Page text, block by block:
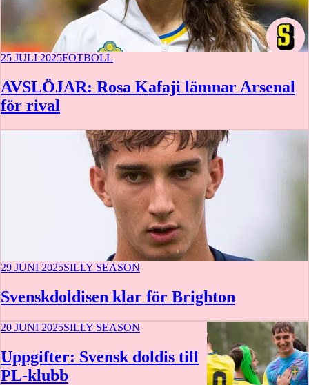
25 JULI 2025FOTBOLL
AVSLÖJAR: Rosa Kafaji lämnar Arsenal
för rival
29 JUNI 2025SILLY SEASON
Svenskdoldisen klar för Brighton
20 JUNI 2025SILLY SEASON
Uppgifter: Svensk doldis till
PL-klubb